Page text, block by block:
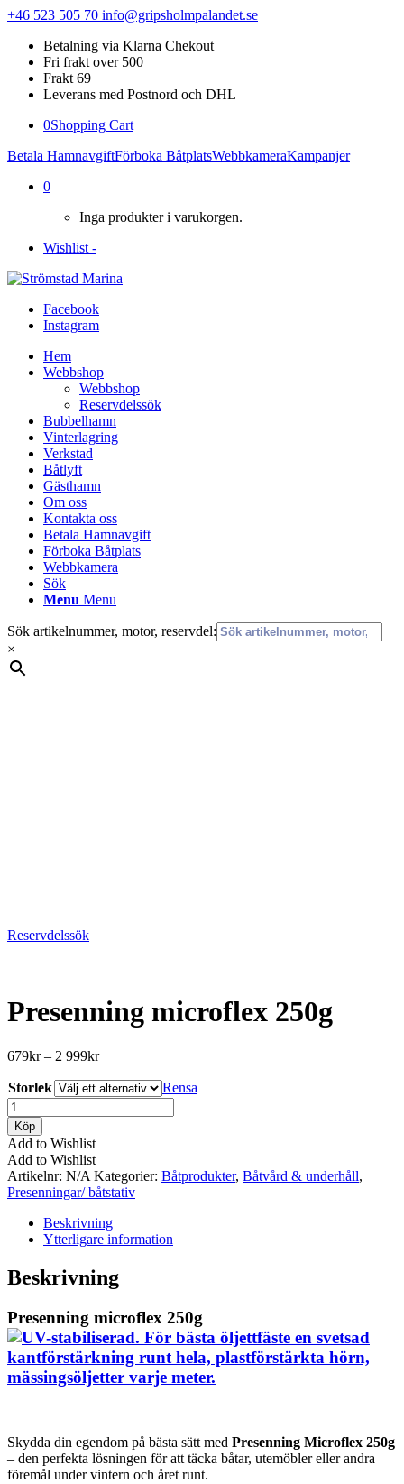
+46 523 505 70 info@gripsholmpalandet.se
Betalning via Klarna Chekout
Fri frakt over 500
Frakt 69
Leverans med Postnord och DHL
0Shopping Cart
Betala HamnavgiftFörboka BåtplatsWebbkameraKampanjer
0
Inga produkter i varukorgen.
Wishlist -
Facebook
Instagram
Hem
Webbshop
Webbshop
Reservdelssök
Bubbelhamn
Vinterlagring
Verkstad
Båtlyft
Gästhamn
Om oss
Kontakta oss
Betala Hamnavgift
Förboka Båtplats
Webbkamera
Sök
Menu Menu
Sök artikelnummer, motor, reservdel:
×
Reservdelssök
Presenning microflex 250g
679kr – 2 999krPrisintervall:
till
2
999kr
Storlek
Rensa
Presenning
microflex
250g
mängd
Köp
Add to Wishlist
Add to Wishlist
Artikelnr: N/A Kategorier: Båtprodukter, Båtvård & underhåll,
Presenningar/ båtstativ
Beskrivning
Ytterligare information
Beskrivning
Presenning microflex 250g
Skydda din egendom på bästa sätt med Presenning Microflex 250g
– den perfekta lösningen för att täcka båtar, utemöbler eller andra
föremål under vintern och året runt.